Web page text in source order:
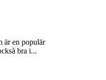
är en populär
bra i...